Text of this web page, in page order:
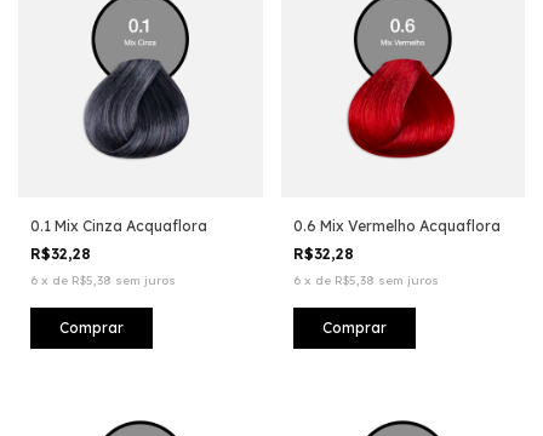
0.1 Mix Cinza Acquaflora
R$32,28
6 x de R$5,38 sem juros
0.6 Mix Vermelho Acquaflora
R$32,28
6 x de R$5,38 sem juros